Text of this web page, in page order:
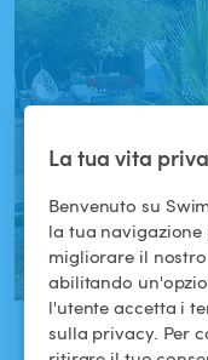
La tua vita
Benvenuto su
la tua
migliorare il
abilitando
l'utente accetta i
sulla privacy. Per
Ancora nessun